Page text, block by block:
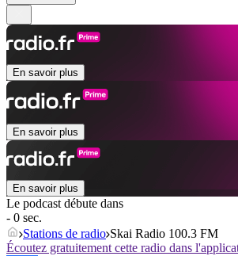
En savoir plus
En savoir plus
En savoir plus
Le podcast débute dans
- 0 sec.
Stations de radio Skai Radio 100.3 FM
Écoutez gratuitement cette radio dans